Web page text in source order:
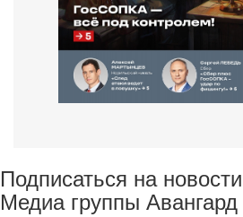
Подписаться на
Медиа группы Авангард